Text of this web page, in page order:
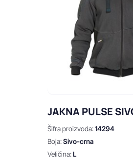
JAKNA PULSE
Šifra proizvoda:14294
Boja:Sivo-crna
Veličina:L